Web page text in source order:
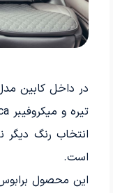
انتخاب رنگ دیگر
است.